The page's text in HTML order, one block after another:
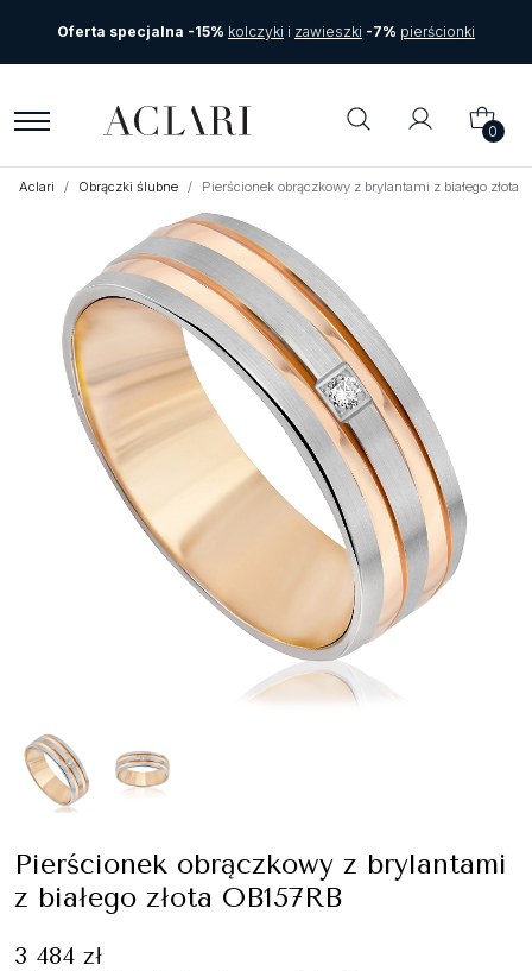
Oferta specjalna -15% kolczyki i zawieszki -7% pierścionki
0
Aclari Obrączki ślubne Pierścionek obrączkowy z brylantami z białego złota
Pierścionek obrączkowy z brylantami
z białego złota OB157RB
3 484 zł